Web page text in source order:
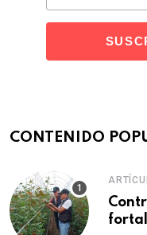
CONTENIDO